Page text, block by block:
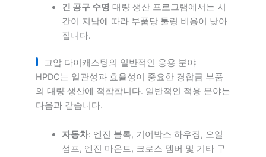
긴 공구 수명 대량 생산 프로그램에서는 시
간이 지남에 따라 부품당 툴링 비용이 낮아
집니다.
고압 다이캐스팅의 일반적인 응용 분야
HPDC는 일관성과 효율성이 중요한 경합금 부품
의 대량 생산에 적합합니다. 일반적인 적용 분야는
다음과 같습니다.
자동차: 엔진 블록, 기어박스 하우징, 오일
섬프, 엔진 마운트, 크로스 멤버 및 기타 구